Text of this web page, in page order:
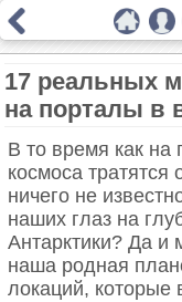
17 реальных
на порталы
В то время как
космоса
ничего не
наших глаз на
Антарктики? Да и
наша родная
локаций, которые